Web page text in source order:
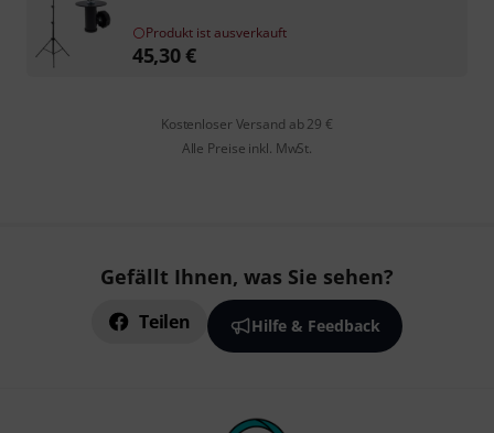
Produkt ist ausverkauft
45,30€
Kostenloser Versand ab 29 €
Alle Preise inkl. MwSt.
Gefällt Ihnen, was Sie sehen?
Teilen Hilfe & Feedback